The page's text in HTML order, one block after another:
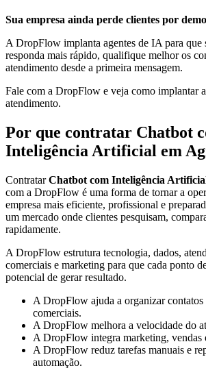
Sua empresa ainda perde clientes por
A DropFlow implanta agentes de IA para que
responda mais rápido, qualifique melhor os
atendimento desde a primeira mensagem.
Fale com a DropFlow e veja como implantar
atendimento.
Por que contratar Chatbot
Inteligência Artificial em
ContratarChatbot com Inteligência
com a DropFlow é uma forma de tornar a
empresa mais eficiente, profissional e
um mercado onde clientes pesquisam,
rapidamente.
A DropFlow estrutura tecnologia, dados,
comerciais e marketing para que cada ponto
potencial de gerar resultado.
A DropFlow ajuda a organizar contatos
comerciais.
A DropFlow melhora a velocidade do
A DropFlow integra marketing, vendas
A DropFlow reduz tarefas manuais e
automação.